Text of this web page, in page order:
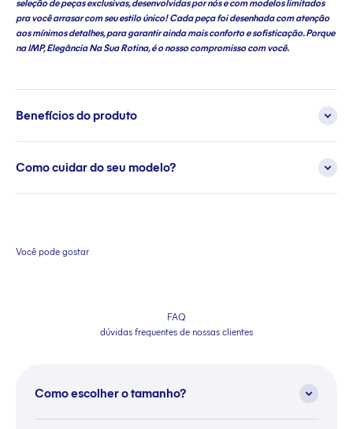
seleção de peças exclusivas, desenvolvidas por nós e com modelos limitados
pra você arrasar com seu estilo único! Cada peça foi desenhada com atenção
aos mínimos detalhes, para garantir ainda mais conforto e sofisticação. Porque
na IMP, Elegância Na Sua Rotina, é o nosso compromisso com você.
Benefícios do produto
Como cuidar do seu modelo?
Você pode gostar
FAQ
dúvidas frequentes de nossas clientes
Como escolher o tamanho?